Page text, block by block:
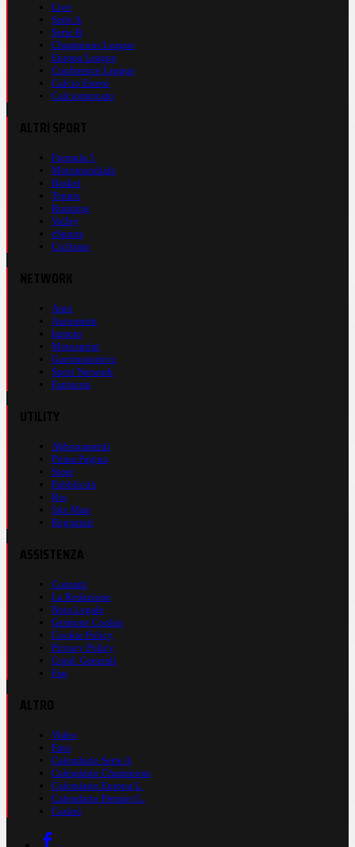
Live
Serie A
Serie B
Champions League
Europa League
Conference League
Calcio Estero
Calciomercato
Formula 1
Motomondiale
Basket
Tennis
Running
Volley
eSports
Ciclismo
Auto
Autosprint
Inmoto
Motosprint
Guerinsportivo
Sport Network
Fantacup
Abbonamenti
Prima Pagina
Store
Pubblicità
Rss
Site Map
Registrati
Contatti
La Redazione
Nota Legale
Gestione Cookie
Cookie Policy
Privacy Policy
Cond. Generali
Faq
Video
Foto
Calendario Serie A
Calendario Champions
Calendario Europa L.
Calendario Premier L.
Casinò